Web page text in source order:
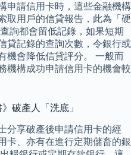
申請信用卡時，這些金融機構
取用戶的信貸報告，此為「硬
詢都會留低記錄，如果短期
貸記錄的查詢次數，令銀行或
機會降低信貸評分。 一般而
機構成功申請信用卡的機會較
破產人「洗底」
分享破產後申請信用卡的經
卡、亦有在進行定期儲畜的銀